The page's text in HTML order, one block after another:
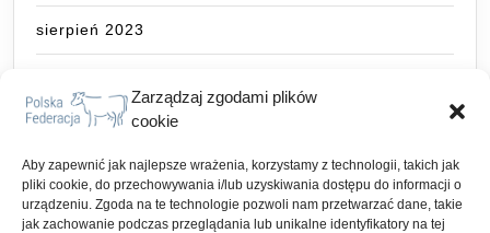
Zarządzaj zgodami plików
cookie
Aby zapewnić jak najlepsze wrażenia, korzystamy z technologii, takich jak
pliki cookie, do przechowywania i/lub uzyskiwania dostępu do informacji o
urządzeniu. Zgoda na te technologie pozwoli nam przetwarzać dane, takie
jak zachowanie podczas przeglądania lub unikalne identyfikatory na tej
sierpień 2023
czerwiec 2023
maj 2023
kwiecień 2023